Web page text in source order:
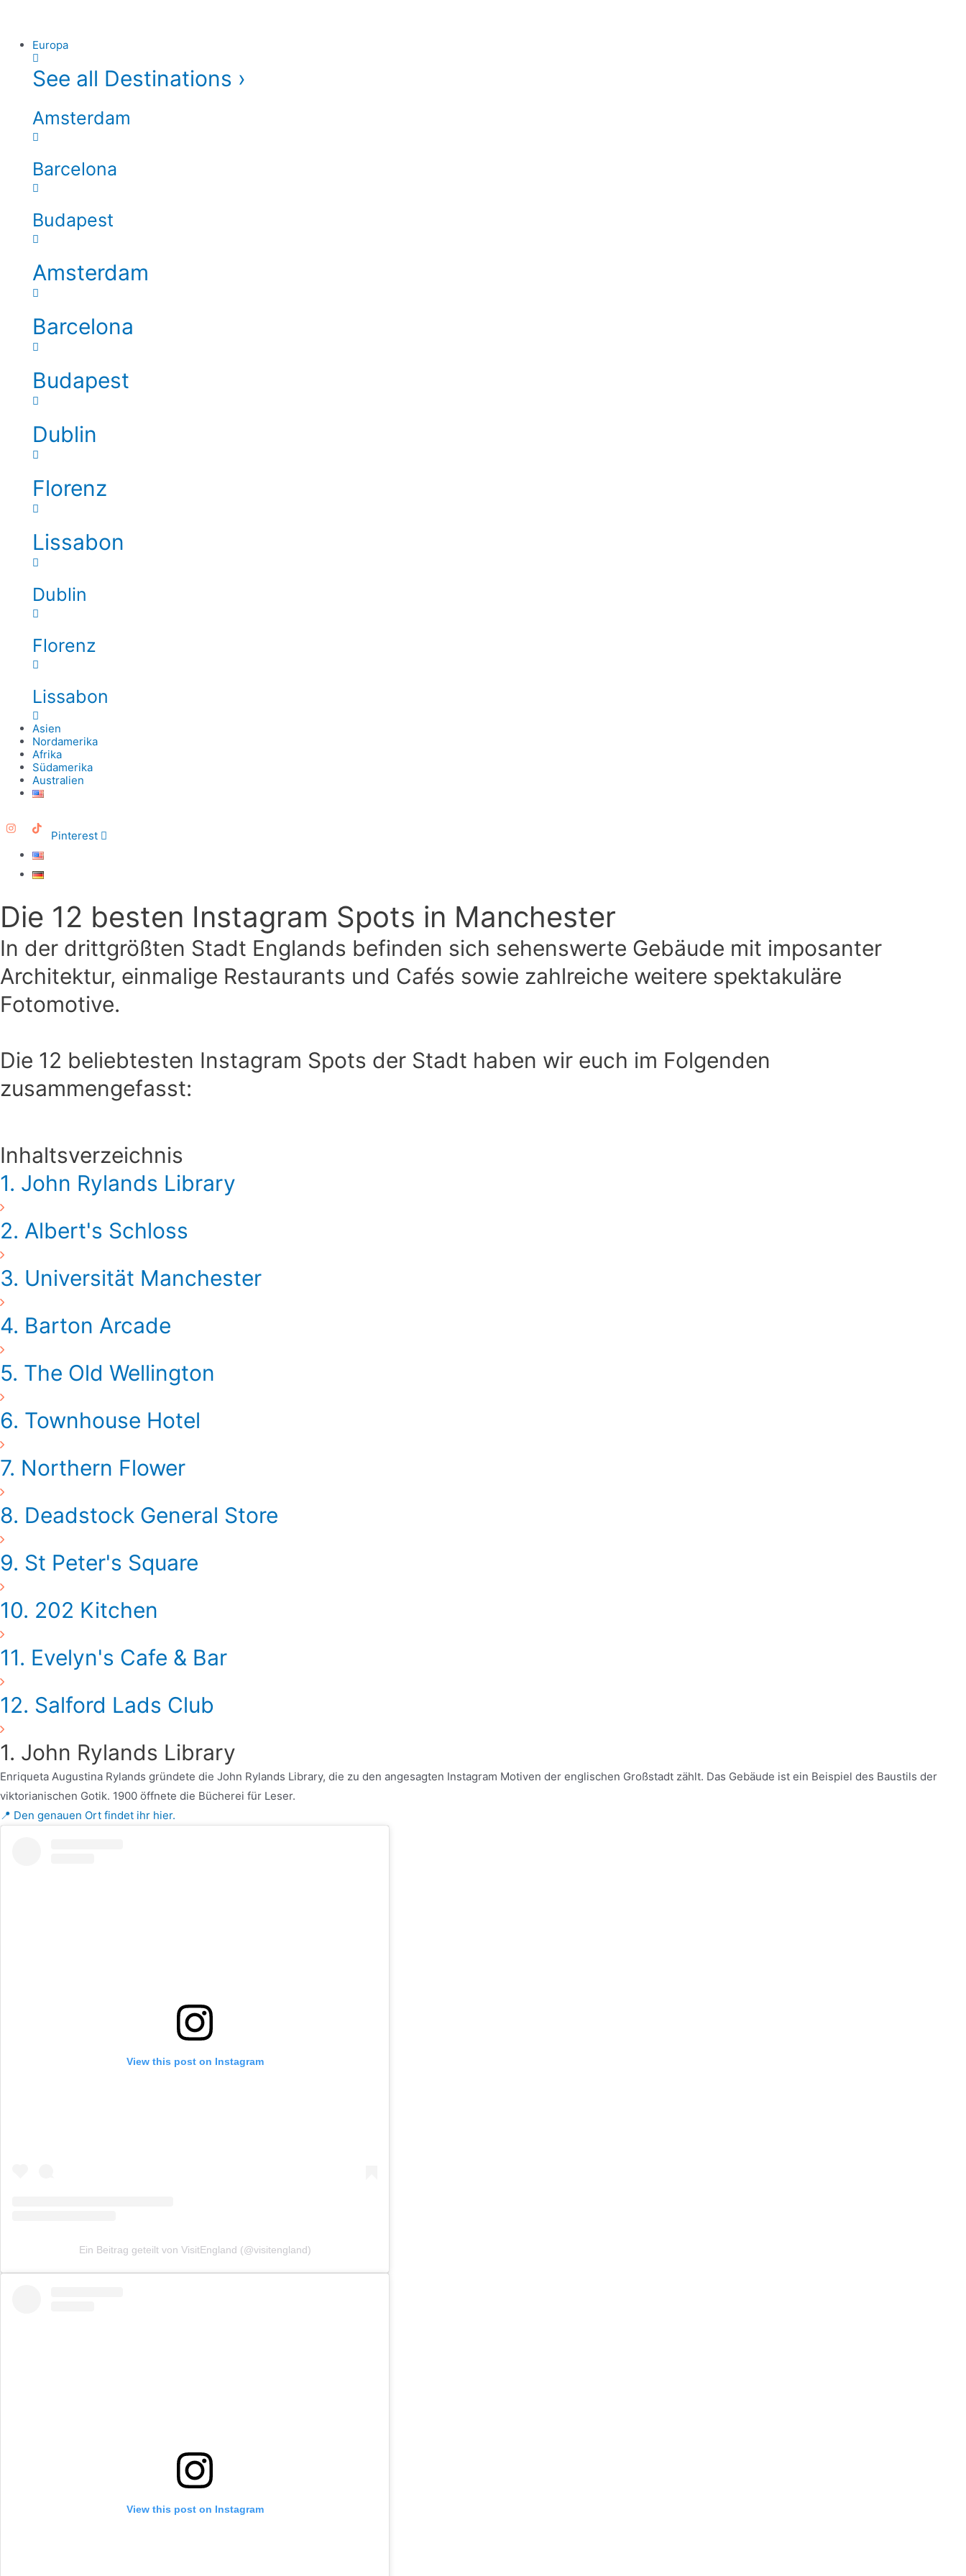
Europa
See all Destinations ›
Amsterdam
Barcelona
Budapest
Amsterdam
Barcelona
Budapest
Dublin
Florenz
Lissabon
Dublin
Florenz
Lissabon
Asien
Nordamerika
Afrika
Südamerika
Australien
Pinterest
Die 12 besten Instagram Spots in Manchester
In der drittgrößten Stadt Englands befinden sich sehenswerte Gebäude mit imposanter
Architektur, einmalige Restaurants und Cafés sowie zahlreiche weitere spektakuläre
Fotomotive.
Die 12 beliebtesten Instagram Spots der Stadt haben wir euch im Folgenden
zusammengefasst:
Inhaltsverzeichnis
1. John Rylands Library
2. Albert's Schloss
3. Universität Manchester
4. Barton Arcade
5. The Old Wellington
6. Townhouse Hotel
7. Northern Flower
8. Deadstock General Store
9. St Peter's Square
10. 202 Kitchen
11. Evelyn's Cafe & Bar
12. Salford Lads Club
1. John Rylands Library
Enriqueta Augustina Rylands gründete die John Rylands Library, die zu den angesagten Instagram Motiven der englischen Großstadt zählt. Das Gebäude ist ein Beispiel des Baustils der
viktorianischen Gotik. 1900 öffnete die Bücherei für Leser.
📍 Den genauen Ort findet ihr hier.
View this post on Instagram
Ein Beitrag geteilt von VisitEngland (@visitengland)
View this post on Instagram